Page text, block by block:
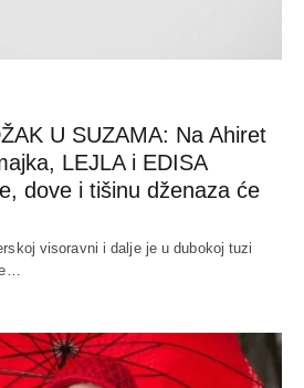
U SUZAMA: Na Ahiret
LEJLA i EDISA
dove i tišinu dženaza će
visoravni i dalje je u dubokoj tuzi